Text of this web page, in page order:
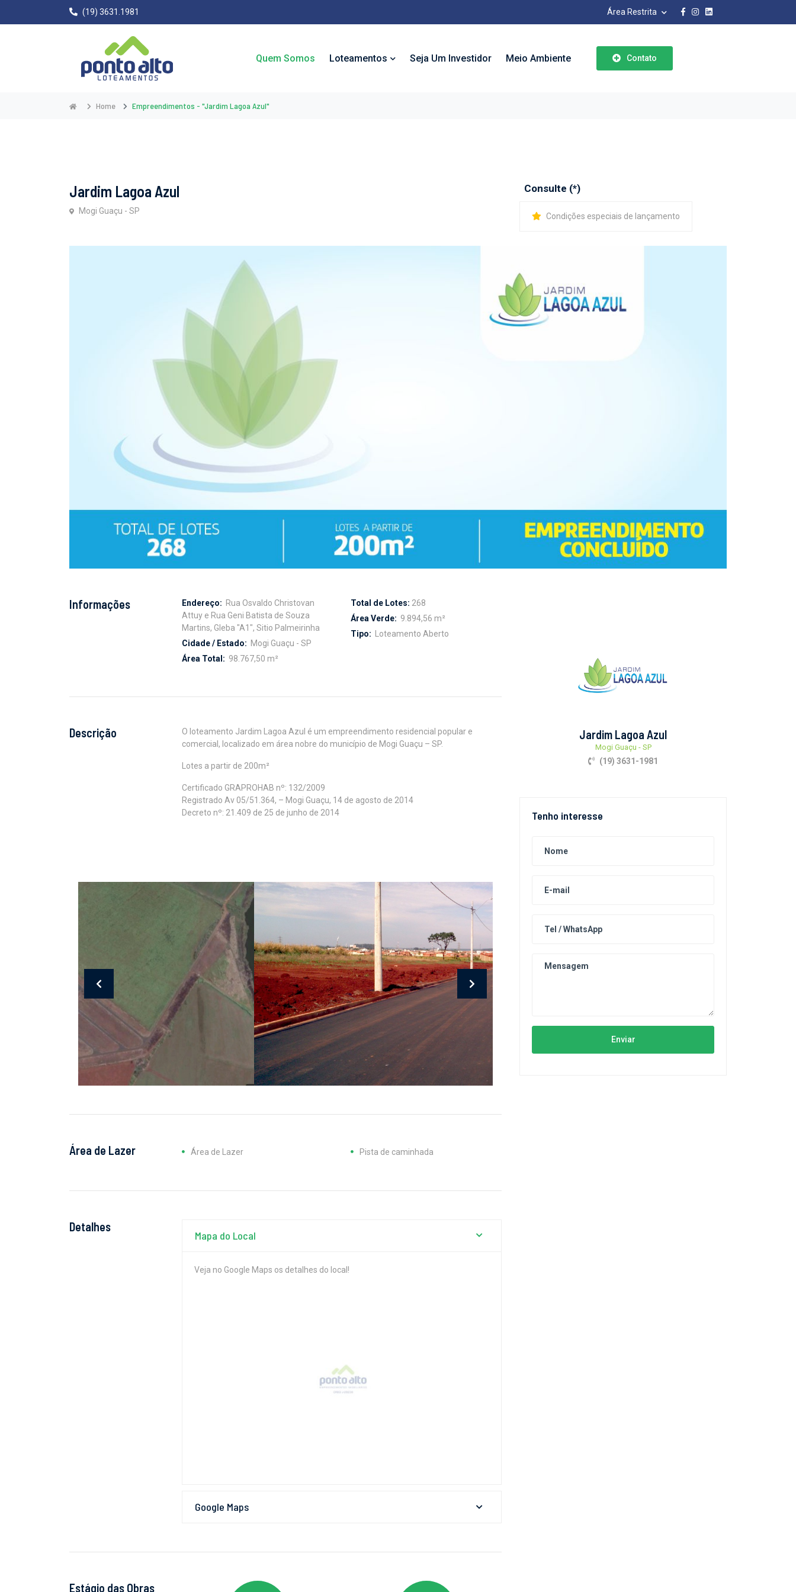
(19) 3631.1981 Área Restrita
Quem Somos Loteamentos Seja Um Investidor Meio Ambiente Contato
Home Empreendimentos - "Jardim Lagoa Azul"
Jardim Lagoa Azul
Mogi Guaçu - SP
Consulte (*)
Condições especiais de lançamento
Informações Endereço: Rua Osvaldo Christovan
Attuy e Rua Geni Batista de Souza
Martins, Gleba "A1", Sitio Palmeirinha
Cidade / Estado: Mogi Guaçu - SP
Área Total: 98.767,50 m²
Total de Lotes: 268
Área Verde: 9.894,56 m²
Tipo:
Loteamento Aberto
Descrição
O loteamento Jardim Lagoa Azul é um empreendimento residencial popular e
comercial, localizado em área nobre do município de Mogi Guaçu – SP.
Lotes a partir de 200m²
Certificado GRAPROHAB nº: 132/2009
Registrado Av 05/51.364, – Mogi Guaçu, 14 de agosto de 2014
Decreto nº: 21.409 de 25 de junho de 2014
Área de Lazer Área de Lazer Pista de caminhada
Detalhes
Mapa do Local
Veja no Google Maps os detalhes do local!
Google Maps
Estágio das Obras
Jardim Lagoa Azul
Mogi Guaçu - SP
(19) 3631-1981
Tenho interesse
Enviar